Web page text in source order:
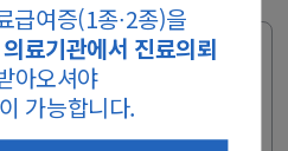
급여증(1종∙2종)을
료기관에서 진료의뢰
아오셔야
가능합니다.
치과, 심장재활클리닉